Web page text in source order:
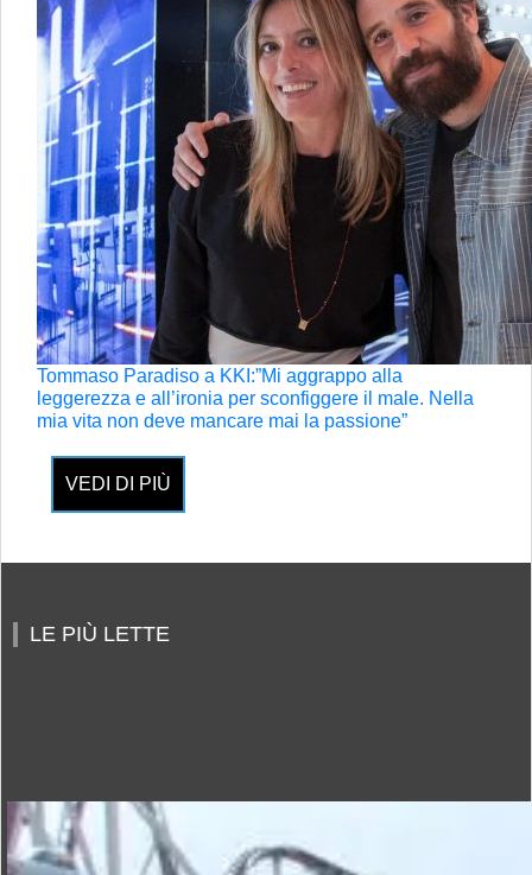
Tommaso Paradiso a KKI:”Mi aggrappo alla
leggerezza e all’ironia per sconfiggere il male. Nella
mia vita non deve mancare mai la passione”
VEDI DI PIÙ
LE PIÙ LETTE